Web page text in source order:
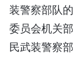
装警察部队
委员会机关
民武装警察